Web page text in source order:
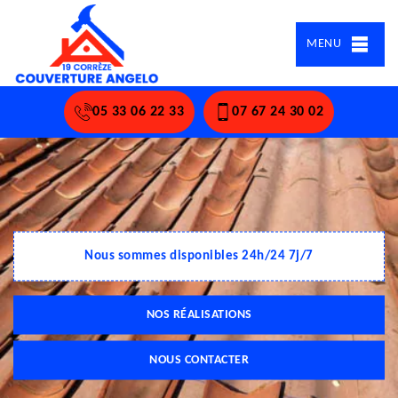
MENU
05 33 06 22 33 07 67 24 30 02
Nous sommes disponibles 24h/24 7j/7
NOS RÉALISATIONS
NOUS CONTACTER